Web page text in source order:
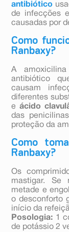
antibiótico
de infecções
causadas por
Como
Ranbaxy?
A
antibiótico
causam
diferentes
e ácido
das
proteção da
Como
Ranbaxy?
Os
mastigar. Se
metade e
o desconforto
início da
Posologia: 1
de potássio 2